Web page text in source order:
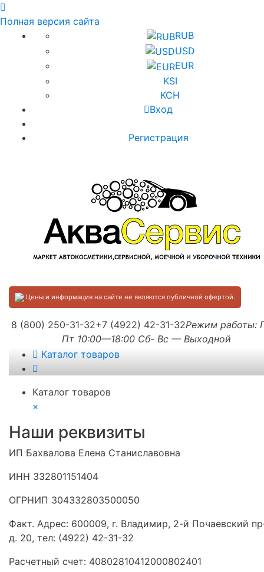
Полная версия сайта
RUB
USD
EUR
KSI
KCH
Вход
Регистрация
Цены и информация на сайте не являются публичной офертой.
8 (800) 250-31-32+7 (4922) 42-31-32Режим работы:
Пт 10:00—18:00 Сб- Вс — Выходной
Каталог товаров
Каталог товаров
×
Наши реквизиты
ИП Бахвалова Елена Станиславовна
ИНН 332801151404
ОГРНИП 304332803500050
Факт. Адрес: 600009, г. Владимир, 2-й Почаевский
д. 20, тел: (4922) 42-31-32
Расчетный счет: 40802810412000802401